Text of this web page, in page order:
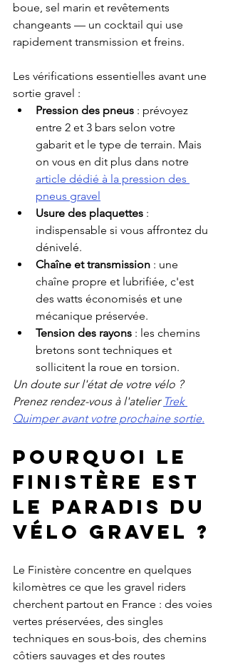
boue, sel marin et revêtements
changeants — un cocktail qui use
rapidement transmission et freins.
Les vérifications essentielles avant une
sortie gravel :
Pression des pneus : prévoyez
entre 2 et 3 bars selon votre
gabarit et le type de terrain. Mais
on vous en dit plus dans notre
article dédié à la pression des
pneus gravel
Usure des plaquettes :
indispensable si vous affrontez du
dénivelé.
Chaîne et transmission : une
chaîne propre et lubrifiée, c'est
des watts économisés et une
mécanique préservée.
Tension des rayons : les chemins
bretons sont techniques et
sollicitent la roue en torsion.
Un doute sur l'état de votre vélo ?
Prenez rendez-vous à l'atelier Trek
Quimper avant votre prochaine sortie.
Pourquoi le
Finistère est
le paradis du
vélo gravel ?
Le Finistère concentre en quelques
kilomètres ce que les gravel riders
cherchent partout en France : des voies
vertes préservées, des singles
techniques en sous-bois, des chemins
côtiers sauvages et des routes